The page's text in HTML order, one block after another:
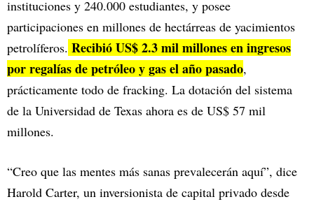
instituciones y 240.000 estudiantes, y posee
participaciones en millones de hectárreas de yacimientos
petrolíferos. Recibió US$ 2.3 mil millones en ingresos
por regalías de petróleo y gas el año pasado,
prácticamente todo de fracking. La dotación del sistema
de la Universidad de Texas ahora es de US$ 57 mil
millones.
“Creo que las mentes más sanas prevalecerán aquí”, dice
Harold Carter, un inversionista de capital privado desde